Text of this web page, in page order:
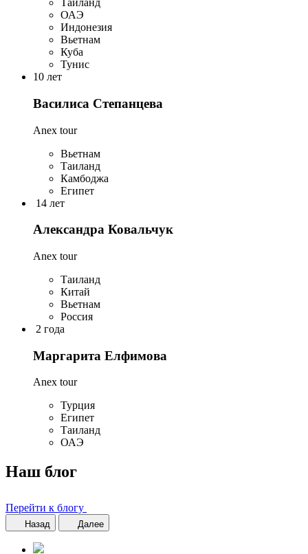
Таиланд
ОАЭ
Индонезия
Вьетнам
Куба
Тунис
10 лет
Василиса Степанцева
Anex tour
Вьетнам
Таиланд
Камбоджа
Египет
14 лет
Александра Ковальчук
Anex tour
Таиланд
Китай
Вьетнам
Россия
2 года
Маргарита Елфимова
Anex tour
Турция
Египет
Таиланд
ОАЭ
Наш блог
Перейти к блогу
Назад Далее